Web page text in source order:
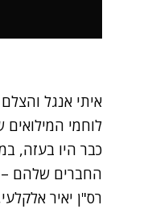
איתי אנגל
כבר היו בעזה,
החברים שלהם –
רס"ן יאיר